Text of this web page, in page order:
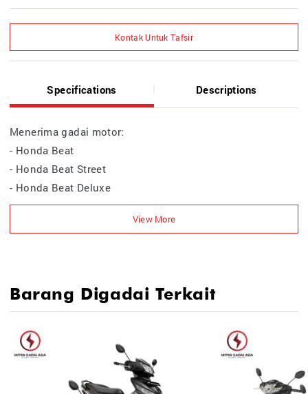
Kontak Untuk Tafsir
Specifications Descriptions
Menerima gadai motor:
- Honda Beat
- Honda Beat Street
- Honda Beat Deluxe
Barang Digadai Terkait